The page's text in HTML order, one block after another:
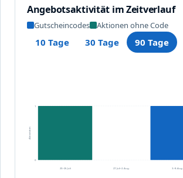
Angebotsaktivität im Zeitverlauf
Gutscheincodes Aktionen ohne Code
10 Tage 30 Tage 90 Tage
Aktivitäten
0
1
20.–26. Juli 27. Juli–2. Aug. 3.–8. Aug.